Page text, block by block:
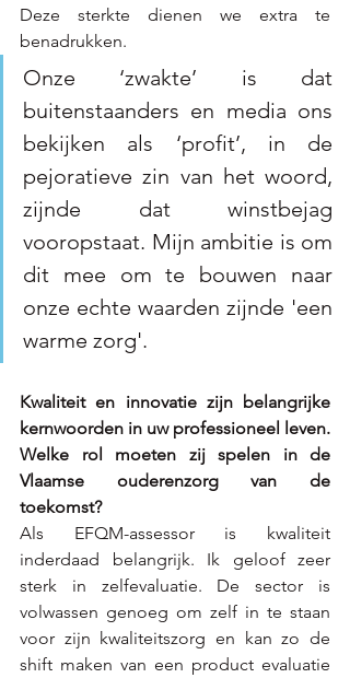
Deze sterkte dienen we extra te
benadrukken.
Onze ‘zwakte’ is dat
buitenstaanders en media ons
bekijken als ‘profit’, in de
pejoratieve zin van het woord,
zijnde dat winstbejag
vooropstaat. Mijn ambitie is om
dit mee om te bouwen naar
onze echte waarden zijnde 'een
warme zorg'.
Kwaliteit en innovatie zijn belangrijke
kernwoorden in uw professioneel leven.
Welke rol moeten zij spelen in de
Vlaamse ouderenzorg van de
toekomst?
Als EFQM-assessor is kwaliteit
inderdaad belangrijk. Ik geloof zeer
sterk in zelfevaluatie. De sector is
volwassen genoeg om zelf in te staan
voor zijn kwaliteitszorg en kan zo de
shift maken van een product evaluatie